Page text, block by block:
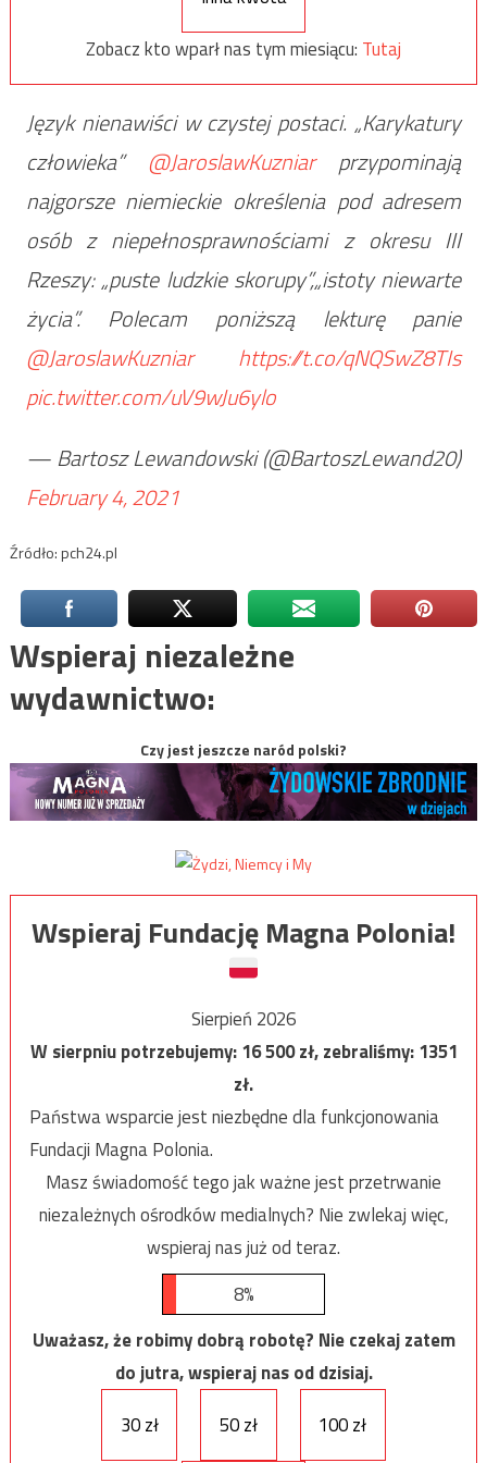
Zobacz kto wparł nas tym miesiącu: Tutaj
Język nienawiści w czystej postaci. „Karykatury
człowieka” @JaroslawKuzniarprzypominają
najgorsze niemieckie określenia pod adresem
osób z niepełnosprawnościami z okresu III
Rzeszy: „puste ludzkie skorupy”,„istoty niewarte
życia”. Polecam poniższą lekturę panie
@JaroslawKuzniar
https://t.co/qNQSwZ8TIs
pic.twitter.com/uV9wJu6ylo
— Bartosz Lewandowski (@BartoszLewand20)
February 4, 2021
Źródło: pch24.pl
Wspieraj niezależne
wydawnictwo:
Czy jest jeszcze naród polski?
Wspieraj Fundację Magna Polonia!
Sierpień 2026
W sierpniu potrzebujemy:16 500zł, zebraliśmy:1351
zł.
Państwa wsparcie jest niezbędne dla funkcjonowania
Fundacji Magna Polonia.
Masz świadomość tego jak ważne jest przetrwanie
niezależnych ośrodków medialnych? Nie zwlekaj więc,
wspieraj nas już od teraz.
8%
Uważasz, że robimy dobrą robotę? Nie czekaj zatem
do jutra, wspieraj nas od dzisiaj.
30 zł
50 zł 100 zł